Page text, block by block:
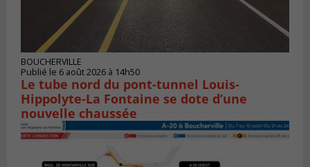
BOUCHERVILLE
Publié le 6 août 2026 à 14h50
Le tube nord du pont-tunnel Louis-
Hippolyte-La Fontaine se dote d’une
nouvelle chaussée